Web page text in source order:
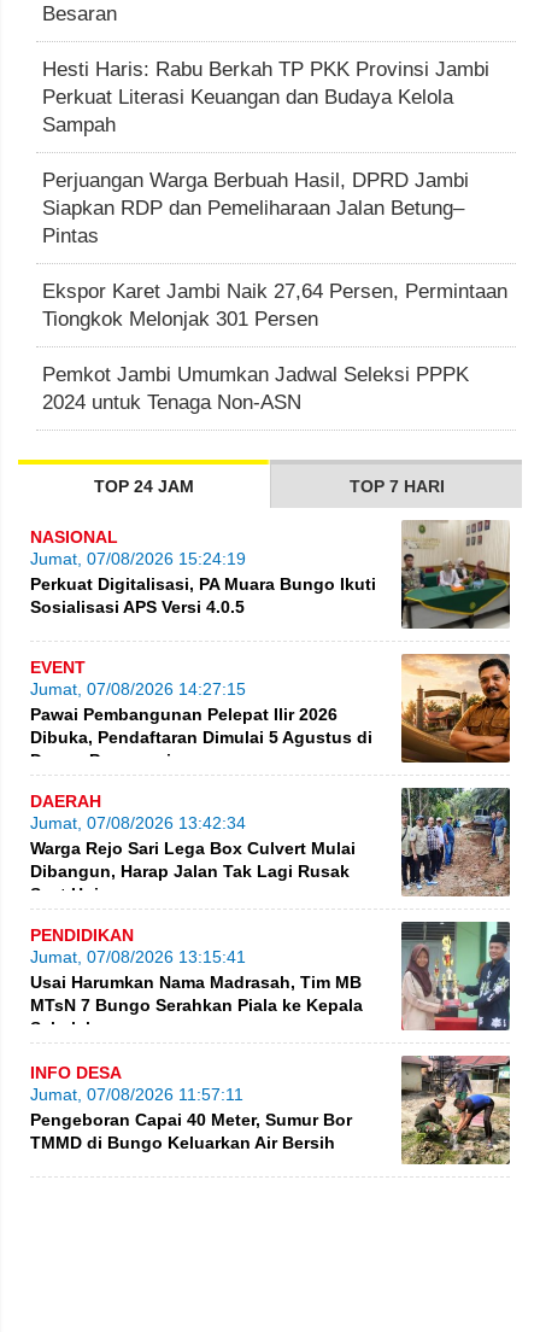
Besaran
Hesti Haris: Rabu Berkah TP PKK Provinsi Jambi
Perkuat Literasi Keuangan dan Budaya Kelola
Sampah
Perjuangan Warga Berbuah Hasil, DPRD Jambi
Siapkan RDP dan Pemeliharaan Jalan Betung–
Pintas
Ekspor Karet Jambi Naik 27,64 Persen, Permintaan
Tiongkok Melonjak 301 Persen
Pemkot Jambi Umumkan Jadwal Seleksi PPPK
2024 untuk Tenaga Non-ASN
TOP 24 JAM TOP 7 HARI
NASIONAL
Jumat, 07/08/2026 15:24:19
Perkuat Digitalisasi, PA Muara Bungo Ikuti
Sosialisasi APS Versi 4.0.5
EVENT
Jumat, 07/08/2026 14:27:15
Pawai Pembangunan Pelepat Ilir 2026
Dibuka, Pendaftaran Dimulai 5 Agustus di
Dusun Purwosari
DAERAH
Jumat, 07/08/2026 13:42:34
Warga Rejo Sari Lega Box Culvert Mulai
Dibangun, Harap Jalan Tak Lagi Rusak
Saat Hujan
PENDIDIKAN
Jumat, 07/08/2026 13:15:41
Usai Harumkan Nama Madrasah, Tim MB
MTsN 7 Bungo Serahkan Piala ke Kepala
Sekolah
INFO DESA
Jumat, 07/08/2026 11:57:11
Pengeboran Capai 40 Meter, Sumur Bor
TMMD di Bungo Keluarkan Air Bersih